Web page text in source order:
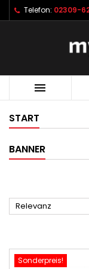
Telefon: 02309-

START
BANNER
Relevanz
Sonderpreis!